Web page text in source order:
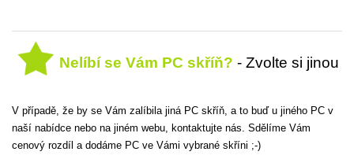
Nelíbí se Vám PC skříň? - Zvolte si jinou
V případě, že by se Vám zalíbila jiná PC skříň, a to buď u jiného PC v
naší nabídce nebo na jiném webu, kontaktujte nás. Sdělíme Vám
cenový rozdíl a dodáme PC ve Vámi vybrané skříni ;-)